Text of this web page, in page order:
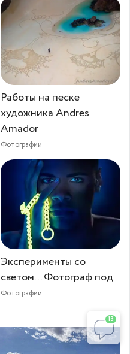
13
Работы на песке
художника Andres
Amador
Фотографии
Эксперименты со
светом... Фотограф под
Фотографии